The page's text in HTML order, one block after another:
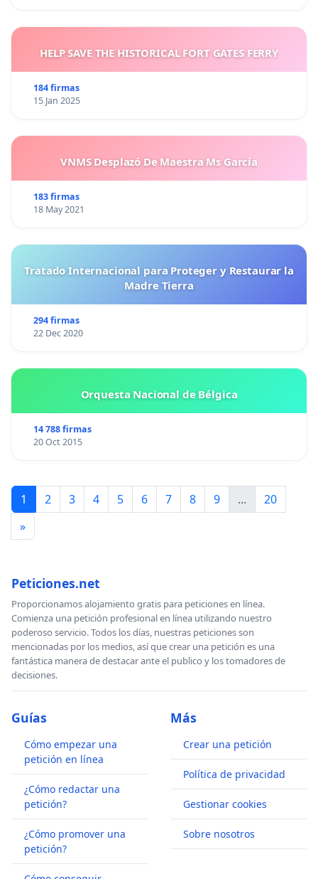
HELP SAVE THE HISTORICAL FORT GATES FERRY
184 firmas
15 Jan 2025
VNMS Desplazó De Maestra Ms García
183 firmas
18 May 2021
Tratado Internacional para Proteger y Restaurar la
Madre Tierra
294 firmas
22 Dec 2020
Orquesta Nacional de Bélgica
14 788 firmas
20 Oct 2015
1 2 3 4 5 6 7 8 9 ...
20
»
Peticiones.net
Proporcionamos alojamiento gratis para peticiones en línea.
Comienza una petición profesional en línea utilizando nuestro
poderoso servicio. Todos los días, nuestras peticiones son
mencionadas por los medios, así que crear una petición es una
fantástica manera de destacar ante el publico y los tomadores de
decisiones.
Guías
Cómo empezar una
petición en línea
¿Cómo redactar una
petición?
¿Cómo promover una
petición?
Más
Crear una petición
Política de privacidad
Gestionar cookies
Sobre nosotros